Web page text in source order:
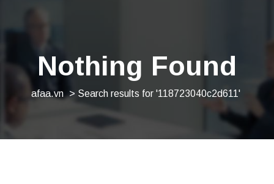
Nothing Found
afaa.vn > Search results for '118723040c2d611'